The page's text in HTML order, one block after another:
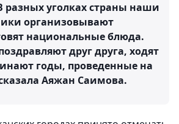
разных уголках страны наши
организовывают
национальные блюда.
друг друга, ходят
годы, проведенные на
Аяжан Саимова.